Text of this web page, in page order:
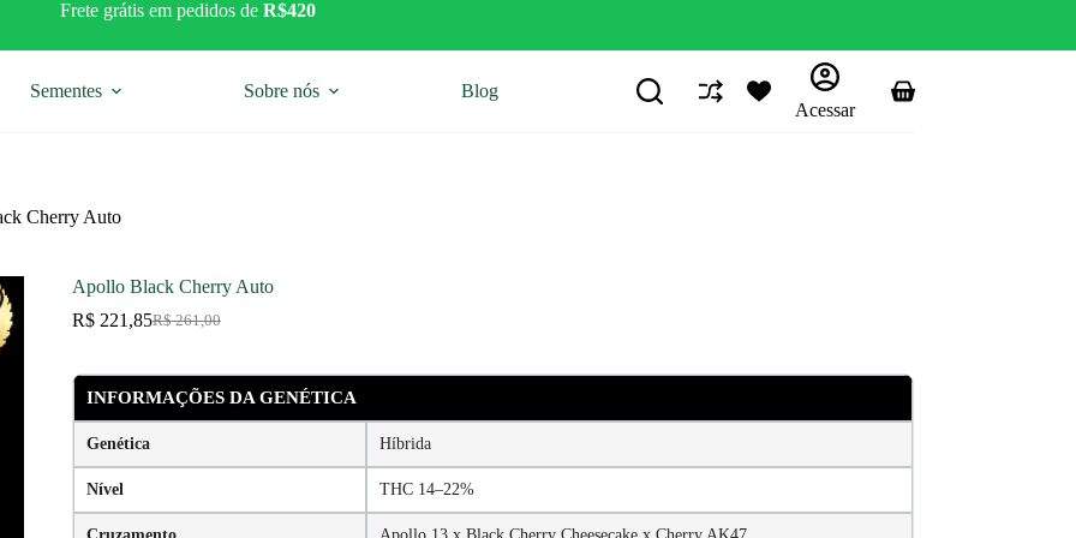
Frete grátis em pedidos deR$420
Sementes Sobre nós
Blog
Acessar
Carrinho
Cherry Auto
Apollo Black Cherry Auto
R$261,00
O
original
era:
R$ 261,00.
R$221,85O
atual
é:
R$ 221,85.
INFORMAÇÕES DA GENÉTICA
Genética Híbrida
Nível THC 14–22%